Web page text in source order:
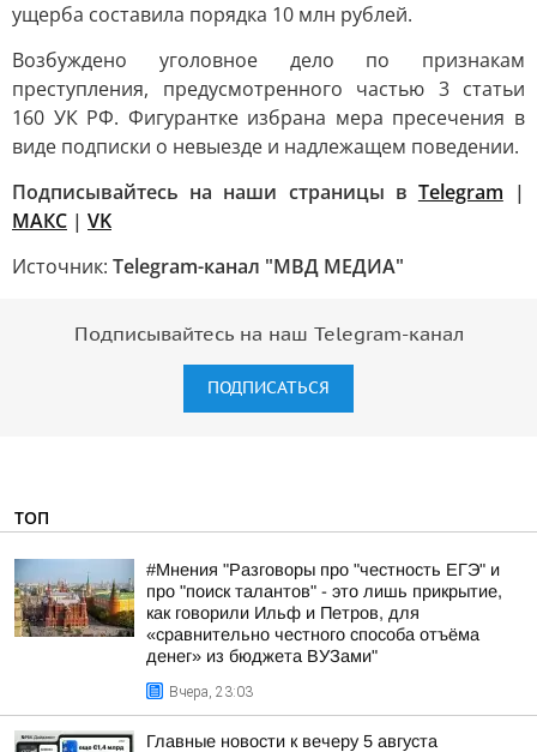
ущерба составила порядка 10 млн рублей.
Возбуждено уголовное дело по признакам
преступления, предусмотренного частью 3 статьи
160 УК РФ. Фигурантке избрана мера пресечения в
виде подписки о невыезде и надлежащем поведении.
Подписывайтесь на наши страницы в Telegram |
MAКС | VK
Источник: Telegram-канал "МВД МЕДИА"
Подписывайтесь на наш Telegram-канал
ПОДПИСАТЬСЯ
ТОП
#Мнения "Разговоры про "честность ЕГЭ" и
про "поиск талантов" - это лишь прикрытие,
как говорили Ильф и Петров, для
«сравнительно честного способа отъёма
денег» из бюджета ВУЗами"
Вчера, 23:03
Главные новости к вечеру 5 августа